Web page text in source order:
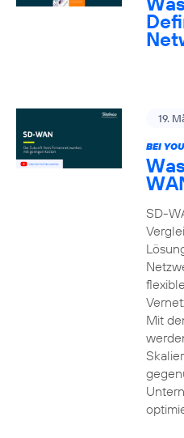
19.
BEI
SD-
Mit